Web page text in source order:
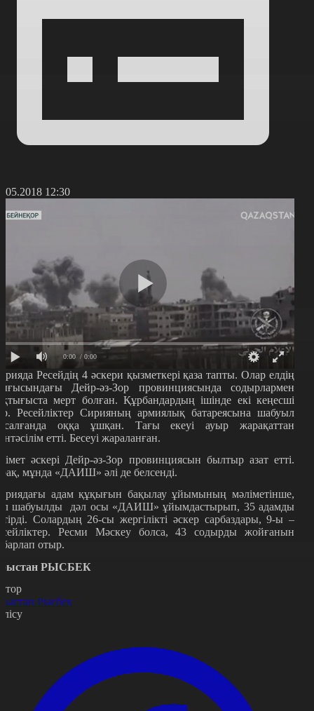
12:30
0:00 / 0:00
Ресейдің 4 әскери қызметкері қаза тапты. Олар елдің
Дейр-әз-Зор провинциясында содырлармен
мерт болған. Құрбандардың ішінде екі кеңесші
Ресейліктер Сирияның армиялық батареясына шабуыл
оққа ұшқан. Тағы екеуі ауыр жарақаттан
етті. Бесеуі жараланған.
әскері Дейр-әз-Зор провинциясын былтыр азат етті.
мұнда «ДАИШ» әлі де белсенді.
адам құқығын бақылау ұйымының мәліметінше,
шабуылды дәл осы «ДАИШ» ұйымдастырып, 35 адамды
Солардың 26-сы жергілікті әскер сарбаздары, 9-ы –
Ресми Мәскеу болса, 43 содырды жойғанын
отыр.
РЫСБЕК
Рысбек